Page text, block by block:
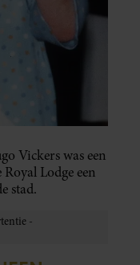
Vickers was een
Lodge een
stad.